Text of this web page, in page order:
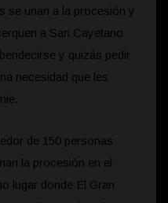
se unan a la procesión y
a San Cayetano
y quizás pedir
necesidad que les
de 150 personas
la procesión en el
lugar donde El Gran